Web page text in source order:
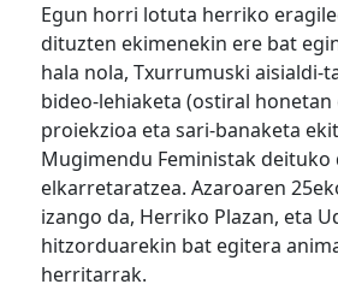
Egun horri lotuta herriko
dituzten ekimenekin ere bat
hala nola, Txurrumuski aisialdi-
bideo-lehiaketa (ostiral honetan
proiekzioa eta sari-banaketa
Mugimendu Feministak deituko
elkarretaratzea. Azaroaren
izango da, Herriko Plazan, eta
hitzorduarekin bat egitera
herritarrak.